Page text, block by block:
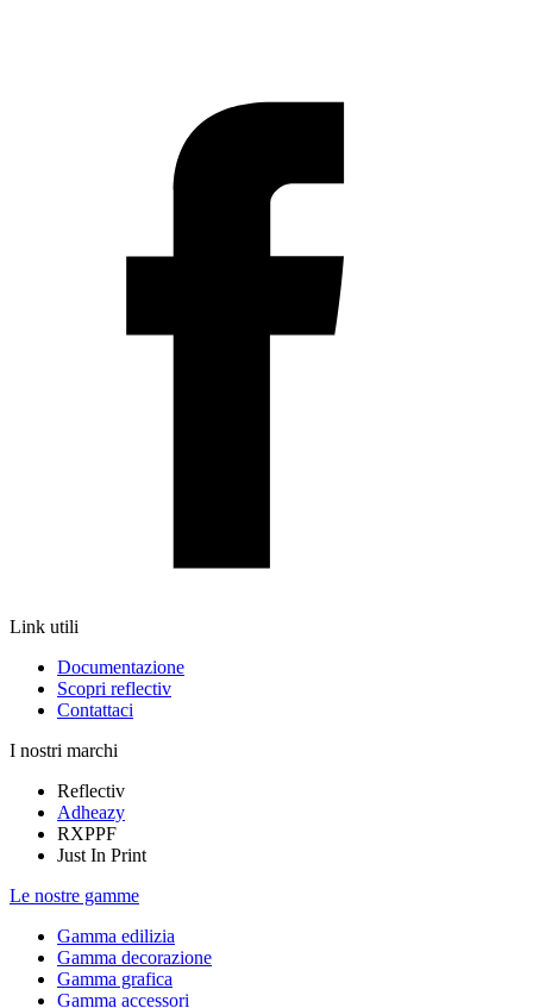
Link utili
Documentazione
Scopri reflectiv
Contattaci
I nostri marchi
Reflectiv
Adheazy
RXPPF
Just In Print
Le nostre gamme
Gamma edilizia
Gamma decorazione
Gamma grafica
Gamma accessori